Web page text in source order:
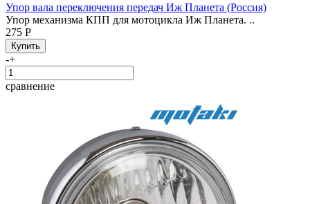
Упор вала переключения передач Иж Планета (Россия)
Упор механизма КПП для мотоцикла Иж Планета. ..
275 Р
-+
сравнение